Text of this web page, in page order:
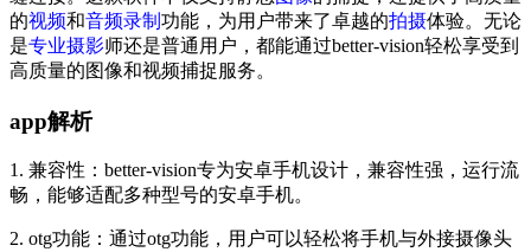
的视频和音频录制 功能，为用户带来了卓越的拍摄体验。无论
是专业摄影师还是普通用户，都能通过better-vision轻松享受到
高质量的图像和视频捕捉服务。
app解析
1. 兼容性：better-vision专为安卓手机设计，兼容性强，运行流
畅，能够适配多种型号的安卓手机。
2. otg功能：通过otg功能，用户可以轻松将手机与外接摄像头